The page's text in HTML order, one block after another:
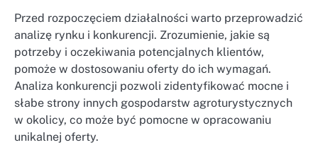
Przed rozpoczęciem działalności warto przeprowadzić
analizę rynku i konkurencji. Zrozumienie, jakie są
potrzeby i oczekiwania potencjalnych klientów,
pomoże w dostosowaniu oferty do ich wymagań.
Analiza konkurencji pozwoli zidentyfikować mocne i
słabe strony innych gospodarstw agroturystycznych
w okolicy, co może być pomocne w opracowaniu
unikalnej oferty.